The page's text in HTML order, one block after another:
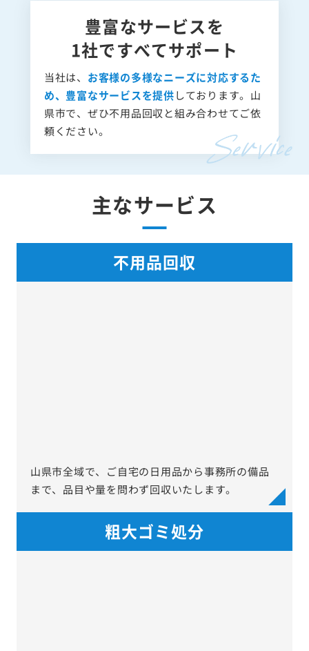
豊富なサービスを
1社ですべてサポート
当社は、 お客様の多様なニーズに対応するた
め、豊富なサービスを提供しております。山
県市で、ぜひ不用品回収と組み合わせてご依
頼ください。
主なサービス
不用品回収
山県市全域で、ご自宅の日用品から事務所の備品
まで、品目や量を問わず回収いたします。
粗大ゴミ処分